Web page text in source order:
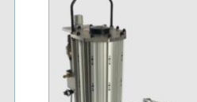
bransch där jobbet ofta
sker långt frå...